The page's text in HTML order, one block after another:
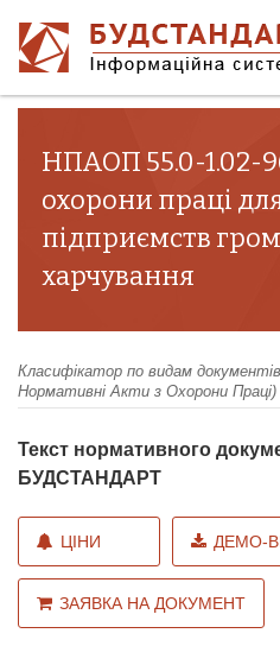
НПАОП 55.0-1.02-
охорони праці
підприємств
харчування
Класифікатор по видам документів
Нормативні Акти з Охорони Праці)
Текст нормативного
БУДСТАНДАРТ
ЦІНИ ДЕМО-
ЗАЯВКА НА ДОКУМЕНТ